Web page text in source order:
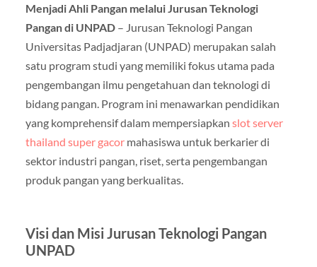
Menjadi Ahli Pangan melalui Jurusan Teknologi
Pangan di UNPAD– Jurusan Teknologi Pangan
Universitas Padjadjaran (UNPAD) merupakan salah
satu program studi yang memiliki fokus utama pada
pengembangan ilmu pengetahuan dan teknologi di
bidang pangan. Program ini menawarkan pendidikan
yang komprehensif dalam mempersiapkan slot server
thailand super gacormahasiswa untuk berkarier di
sektor industri pangan, riset, serta pengembangan
produk pangan yang berkualitas.
Visi dan Misi Jurusan Teknologi Pangan
UNPAD